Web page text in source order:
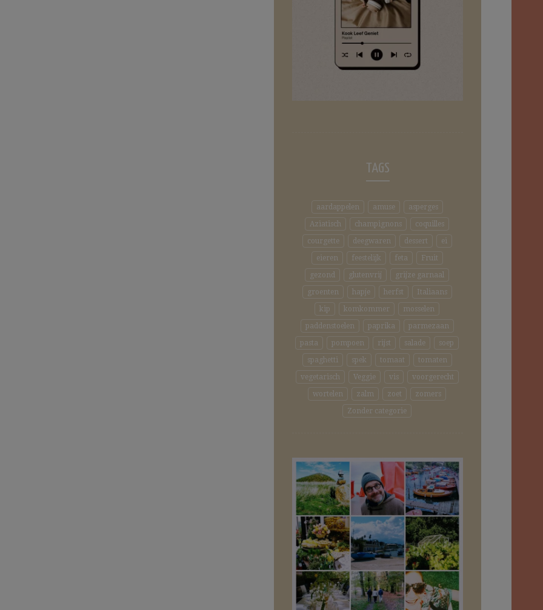
TAGS
aardappelen amuse
asperges
Aziatisch
champignons
coquilles
courgette
deegwaren dessert
ei
eieren
feestelijk feta
Fruit
gezond
glutenvrij
grijze garnaal
groenten
hapje herfst
Italiaans
kip
komkommer
mosselen
paddenstoelen
paprika
parmezaan
pasta
pompoen rijst salade
soep
spaghetti
spek tomaat
tomaten
vegetarisch
Veggie vis
voorgerecht
wortelen
zalm zoet
zomers
Zonder categorie